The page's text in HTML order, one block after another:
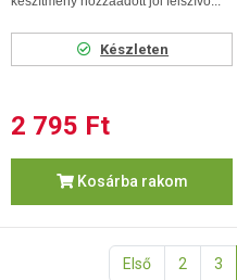
Készleten
2 795 Ft
Kosárba rakom
Első 2 3